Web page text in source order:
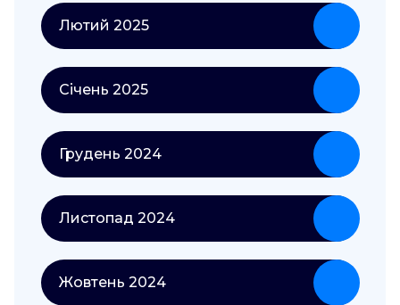
Лютий 2025
Січень 2025
Грудень 2024
Листопад 2024
Жовтень 2024